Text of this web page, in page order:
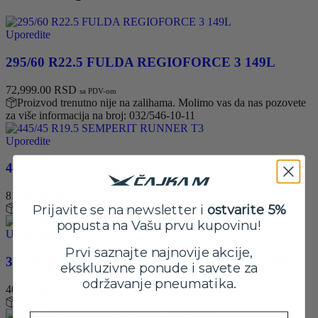
Uporedite
295/60 R22.5 FULDA REGIOFORCE 3 149L
72,999.00 RSD sa PDV-om
Proizvod trenutno nije na zalihama. Molimo vas da nas pozovete
za više informacija na broj: 032/546-10-11
Uporedite
445/45 R19.5 SEMPERIT RUNNER T3
81,899.00
Na stanju
Uporedite
315/70 R22.5 WESTLAKE WL WSR1 156/150L
40,699.00 sa PDV-om
Prijavite se na newsletter i ostvarite 5%
popusta na Vašu prvu kupovinu!
Prvi saznajte najnovije akcije,
ekskluzivne ponude i savete za
održavanje pneumatika.